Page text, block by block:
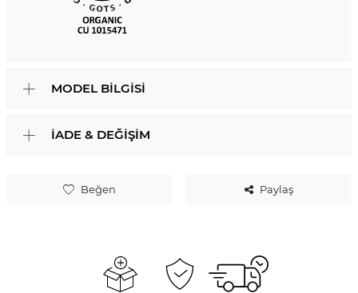
Beğen Paylaş
MODEL BILGISI
İADE & DEĞIŞIM